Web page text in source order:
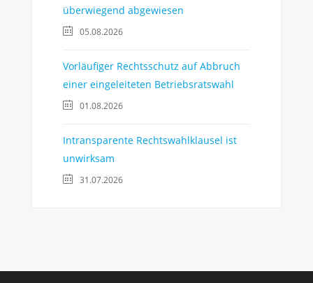
überwiegend abgewiesen
05.08.2026
Vorläufiger Rechtsschutz auf Abbruch
einer eingeleiteten Betriebsratswahl
01.08.2026
Intransparente Rechtswahlklausel ist
unwirksam
31.07.2026